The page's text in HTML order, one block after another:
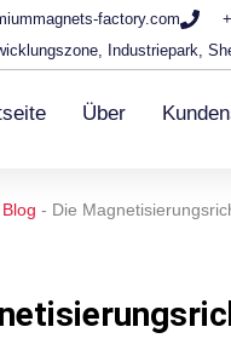
factory.com
Industriepark,
Über
Blog - Die